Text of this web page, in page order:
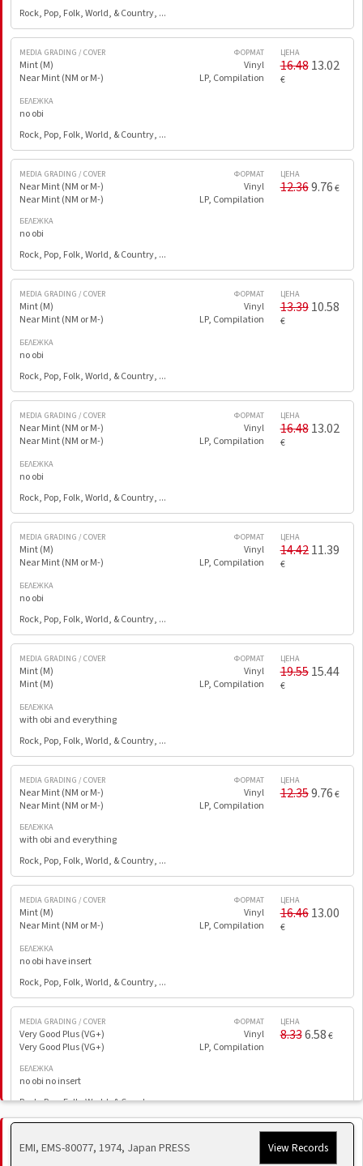
Rock, Pop, Folk, World, & Country, ...
MEDIA GRADING / COVER
Mint (M)
Near Mint (NM or M-)
ФОРМАТ
Vinyl
LP, Compilation
ЦЕНА
16.4813.02
€
БЕЛЕЖКА
no obi
Rock, Pop, Folk, World, & Country, ...
MEDIA GRADING / COVER
Near Mint (NM or M-)
Near Mint (NM or M-)
ФОРМАТ
Vinyl
LP, Compilation
ЦЕНА
12.369.76€
БЕЛЕЖКА
no obi
Rock, Pop, Folk, World, & Country, ...
MEDIA GRADING / COVER
Mint (M)
Near Mint (NM or M-)
ФОРМАТ
Vinyl
LP, Compilation
ЦЕНА
13.3910.58
€
БЕЛЕЖКА
no obi
Rock, Pop, Folk, World, & Country, ...
MEDIA GRADING / COVER
Near Mint (NM or M-)
Near Mint (NM or M-)
ФОРМАТ
Vinyl
LP, Compilation
ЦЕНА
16.4813.02
€
БЕЛЕЖКА
no obi
Rock, Pop, Folk, World, & Country, ...
MEDIA GRADING / COVER
Mint (M)
Near Mint (NM or M-)
ФОРМАТ
Vinyl
LP, Compilation
ЦЕНА
14.4211.39
€
БЕЛЕЖКА
no obi
Rock, Pop, Folk, World, & Country, ...
MEDIA GRADING / COVER
Mint (M)
Mint (M)
ФОРМАТ
Vinyl
LP, Compilation
ЦЕНА
19.5515.44
€
БЕЛЕЖКА
with obi and everything
Rock, Pop, Folk, World, & Country, ...
MEDIA GRADING / COVER
Near Mint (NM or M-)
Near Mint (NM or M-)
ФОРМАТ
Vinyl
LP, Compilation
ЦЕНА
12.359.76€
БЕЛЕЖКА
with obi and everything
Rock, Pop, Folk, World, & Country, ...
MEDIA GRADING / COVER
Mint (M)
Near Mint (NM or M-)
ФОРМАТ
Vinyl
LP, Compilation
ЦЕНА
16.4613.00
€
БЕЛЕЖКА
no obi have insert
Rock, Pop, Folk, World, & Country, ...
MEDIA GRADING / COVER
Very Good Plus (VG+)
Very Good Plus (VG+)
ФОРМАТ
Vinyl
LP, Compilation
ЦЕНА
8.336.58€
БЕЛЕЖКА
no obi no insert
Rock, Pop, Folk, World, & Country, ...
EMI, EMS-80077, 1974, Japan PRESS View Records